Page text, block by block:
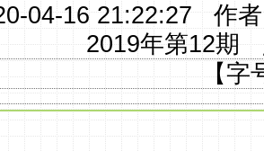
04-16 21:22:27 作
2019年第12期
【字